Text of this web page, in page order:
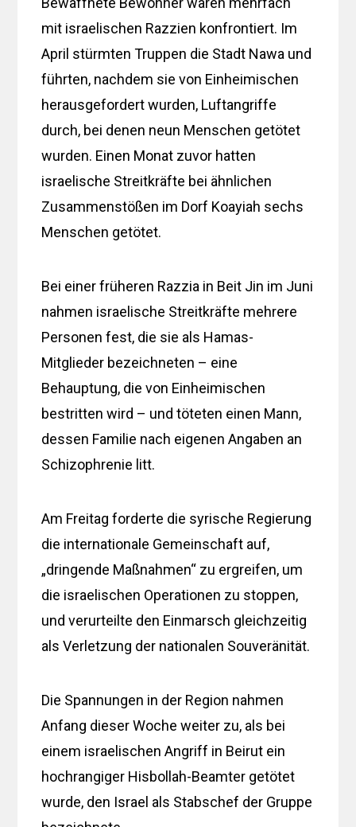
mit israelischen Razzien konfrontiert. Im
April stürmten Truppen die Stadt Nawa und
führten, nachdem sie von Einheimischen
herausgefordert wurden, Luftangriffe
durch, bei denen neun Menschen getötet
wurden. Einen Monat zuvor hatten
israelische Streitkräfte bei ähnlichen
Zusammenstößen im Dorf Koayiah sechs
Menschen getötet.
Bei einer früheren Razzia in Beit Jin im Juni
nahmen israelische Streitkräfte mehrere
Personen fest, die sie als Hamas-
Mitglieder bezeichneten – eine
Behauptung, die von Einheimischen
bestritten wird – und töteten einen Mann,
dessen Familie nach eigenen Angaben an
Schizophrenie litt.
Am Freitag forderte die syrische Regierung
die internationale Gemeinschaft auf,
„dringende Maßnahmen“ zu ergreifen, um
die israelischen Operationen zu stoppen,
und verurteilte den Einmarsch gleichzeitig
als Verletzung der nationalen Souveränität.
Die Spannungen in der Region nahmen
Anfang dieser Woche weiter zu, als bei
einem israelischen Angriff in Beirut ein
hochrangiger Hisbollah-Beamter getötet
wurde, den Israel als Stabschef der Gruppe